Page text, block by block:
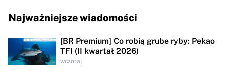
Najważniejsze wiadomości
[BR Premium] Co robią grube ryby: Pekao
TFI (II kwartał 2026)
wczoraj